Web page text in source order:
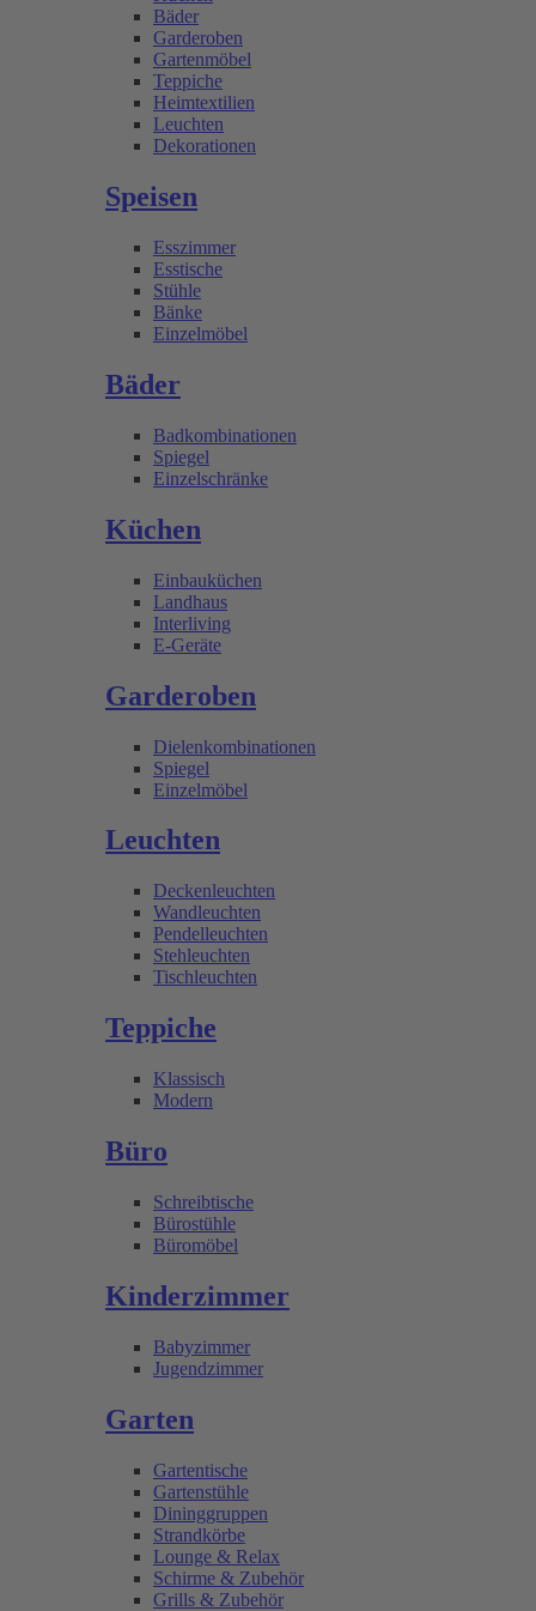
Bäder
Garderoben
Gartenmöbel
Teppiche
Heimtextilien
Leuchten
Dekorationen
Speisen
Esszimmer
Esstische
Stühle
Bänke
Einzelmöbel
Bäder
Badkombinationen
Spiegel
Einzelschränke
Küchen
Einbauküchen
Landhaus
Interliving
E-Geräte
Garderoben
Dielenkombinationen
Spiegel
Einzelmöbel
Leuchten
Deckenleuchten
Wandleuchten
Pendelleuchten
Stehleuchten
Tischleuchten
Teppiche
Klassisch
Modern
Büro
Schreibtische
Bürostühle
Büromöbel
Kinderzimmer
Babyzimmer
Jugendzimmer
Garten
Gartentische
Gartenstühle
Dininggruppen
Strandkörbe
Lounge & Relax
Schirme & Zubehör
Grills & Zubehör